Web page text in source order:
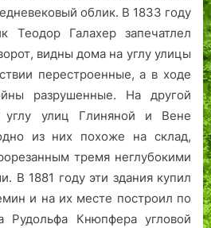
облик. В 1833 году
Теодор Галахер запечатлел
видны дома на углу улицы
перестроенные, а в ходе
разрушенные. На другой
углу улиц Глиняной и Вене
из них похоже на склад,
тремя неглубокими
В 1881 году эти здания купил
и на их месте построил по
Рудольфа Кнюпфера угловой